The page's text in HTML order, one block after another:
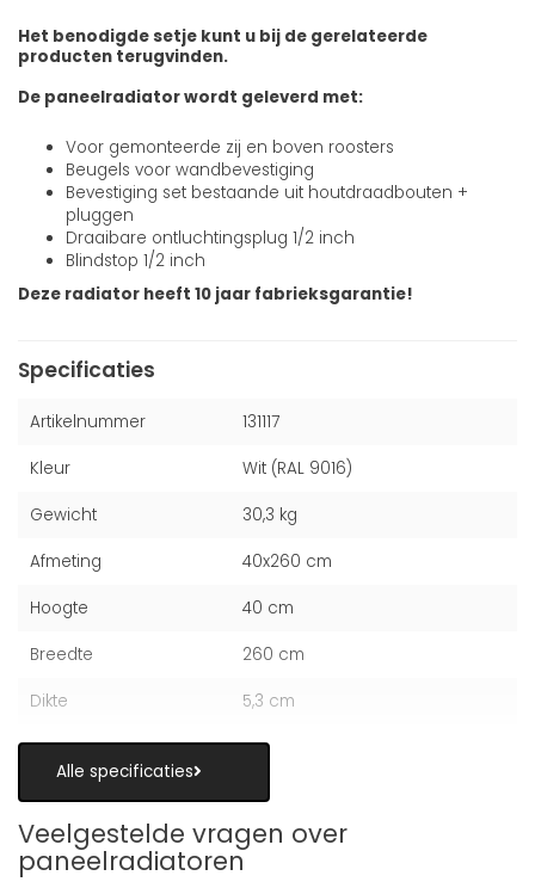
Het benodigde setje kunt u bij de gerelateerde
producten terugvinden.
De paneelradiator wordt geleverd met:
Voor gemonteerde zij en boven roosters
Beugels voor wandbevestiging
Bevestiging set bestaande uit houtdraadbouten +
pluggen
Draaibare ontluchtingsplug 1/2 inch
Blindstop 1/2 inch
Deze radiator heeft 10 jaar fabrieksgarantie!
Specificaties
Artikelnummer 131117
Kleur Wit (RAL 9016)
Gewicht 30,3 kg
Afmeting 40x260 cm
Hoogte 40 cm
Breedte 260 cm
Dikte 5,3 cm
Alle specificaties
Veelgestelde vragen over
paneelradiatoren